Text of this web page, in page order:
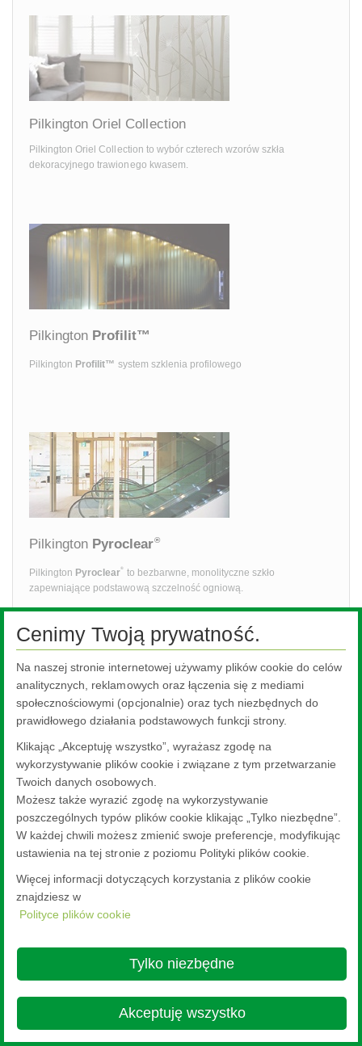
Pilkington Oriel Collection
Pilkington Oriel Collection to wybór czterech wzorów szkła
dekoracyjnego trawionego kwasem.
Pilkington Profilit™
Pilkington Profilit™ system szklenia profilowego
Pilkington Pyroclear®
Pilkington Pyroclear®
to bezbarwne, monolityczne szkło
zapewniające podstawową szczelność ogniową.
PilkingtonPyrodur®
Szkło ognioodporne Pilkington
ogniową oraz ochronę przed promieniowaniem.
Pyrostop
warstwowej zapewniające zarówną pełną szczelność, jak i
izolacyjność ogniową.
Cenimy Twoją prywatność.
Na naszej stronie internetowej używamy plików cookie do celów
analitycznych, reklamowych oraz łączenia się z mediami
społecznościowymi (opcjonalnie) oraz tych niezbędnych do
prawidłowego działania podstawowych funkcji strony.
Klikając „Akceptuję wszystko”, wyrażasz zgodę na
wykorzystywanie plików cookie i związane z tym przetwarzanie
Twoich danych osobowych.
Możesz także wyrazić zgodę na wykorzystywanie
poszczególnych typów plików cookie klikając „Tylko niezbędne”.
W każdej chwili możesz zmienić swoje preferencje, modyfikując
ustawienia na tej stronie z poziomu Polityki plików cookie.
Więcej informacji dotyczących korzystania z plików cookie
znajdziesz w
Polityce plików cookie
Tylko niezbędne
Akceptuję wszystko